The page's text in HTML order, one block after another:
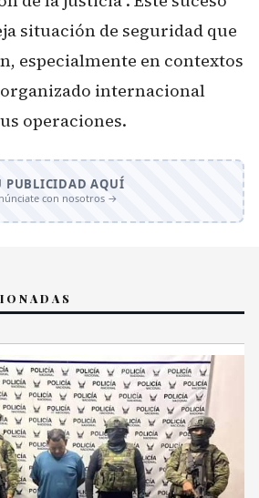
situación de seguridad que
especialmente en contextos
internacional
operaciones.
PUBLICIDAD AQUÍ
con nosotros →